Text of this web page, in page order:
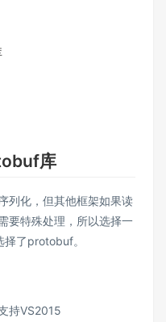
库
列化，但其他框架如果读
要特殊处理，所以选择一
了protobuf。
持VS2015